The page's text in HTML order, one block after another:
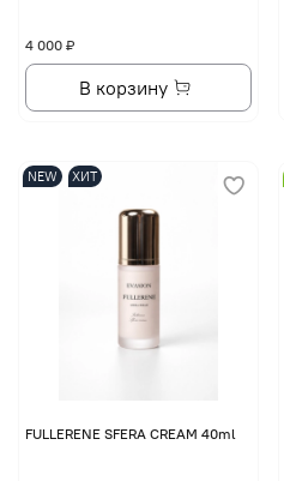
4 000 ₽
В корзину
NEW ХИТ
FULLERENE SFERA CREAM 40ml